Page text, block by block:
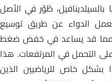
طُوّر في الأصل
الدواء عن طريق توسيع
مما قد يساعد في خفض ضغط
التحمل في المرتفعات. هذا
خاص للرياضيين الذين